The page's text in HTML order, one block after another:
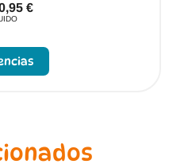
€
pueden
elegir